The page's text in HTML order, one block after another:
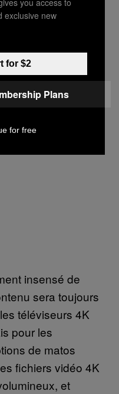
insensé de
sera toujours
téléviseurs 4K
pour les
de matos
fichiers vidéo 4K
et
exclusive new
for $2
Plans
for free